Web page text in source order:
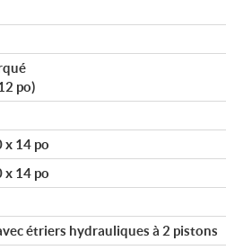
po)
x 14 po
x 14 po
étriers hydrauliques à 2 pistons